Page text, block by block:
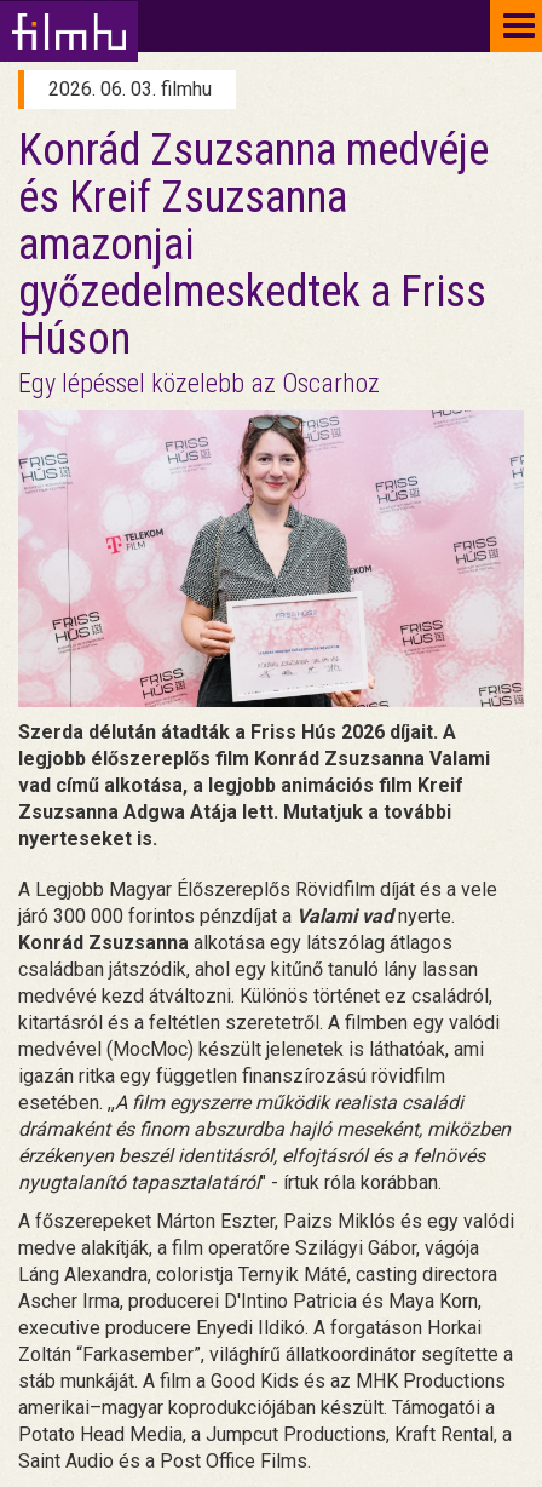
2026. 06. 03. filmhu
Konrád Zsuzsanna medvéje
és Kreif Zsuzsanna
amazonjai
győzedelmeskedtek a Friss
Húson
Egy lépéssel közelebb az Oscarhoz
Szerda délután átadták a Friss Hús 2026 díjait. A
legjobb élőszereplős film Konrád Zsuzsanna Valami
vad című alkotása, a legjobb animációs film Kreif
Zsuzsanna Adgwa Atája lett. Mutatjuk a további
nyerteseket is.
A Legjobb Magyar Élőszereplős Rövidfilm díját és a vele
járó 300 000 forintos pénzdíjat a Valami vadnyerte.
Konrád Zsuzsanna alkotása egy látszólag átlagos
családban játszódik, ahol egy kitűnő tanuló lány lassan
medvévé kezd átváltozni. Különös történet ez családról,
kitartásról és a feltétlen szeretetről. A filmben egy valódi
medvével (MocMoc) készült jelenetek is láthatóak, ami
igazán ritka egy független finanszírozású rövidfilm
esetében. ,,A film egyszerre működik realista családi
drámaként és finom abszurdba hajló meseként, miközben
érzékenyen beszél identitásról, elfojtásról és a felnövés
nyugtalanító tapasztalatáról" - írtuk róla korábban.
A főszerepeket Márton Eszter, Paizs Miklós és egy valódi
medve alakítják, a film operatőre Szilágyi Gábor, vágója
Láng Alexandra, coloristja Ternyik Máté, casting directora
Ascher Irma, producerei D'Intino Patricia és Maya Korn,
executive producere Enyedi Ildikó. A forgatáson Horkai
Zoltán “Farkasember”, világhírű állatkoordinátor segítette a
stáb munkáját. A film a Good Kids és az MHK Productions
amerikai–magyar koprodukciójában készült. Támogatói a
Potato Head Media, a Jumpcut Productions, Kraft Rental, a
Saint Audio és a Post Office Films.